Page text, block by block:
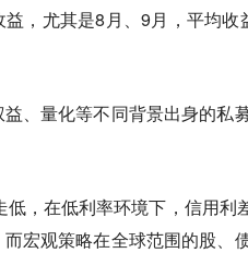
，尤其是8月、9月，平均
、量化等不同背景出身的私
低，在低利率环境下，信用
宏观策略在全球范围的股、